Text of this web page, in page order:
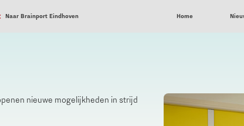
Naar Brainport Eindhoven Home
nieuwe mogelijkheden in strijd